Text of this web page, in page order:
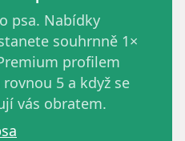
psa. Nabídky
souhrnně 1×
profilem
5 a když se
vás obratem.